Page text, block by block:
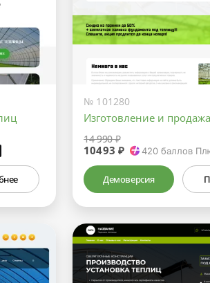
№ 101280
Изготовление и
14 990 ₽
10493 ₽ 420 баллов
Демоверсия